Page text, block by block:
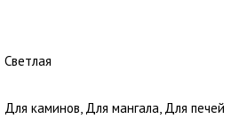
Светлая
Для каминов, Для мангала, Для печей